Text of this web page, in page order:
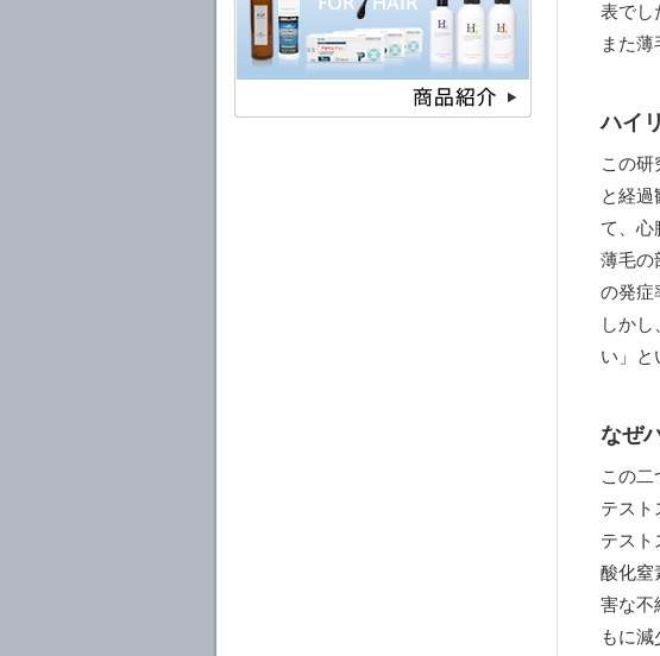
表でし
また
ハイ
この
と経
て、心
薄毛の
の発症
しか
い」と
なぜ
この
テスト
テスト
酸化窒
害な不
もに